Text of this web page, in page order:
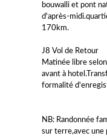
bouwalli et pont
d'après-
170km.
J8 Vol de Retour
Matinée libre
avant à
formalité
NB: Randonnée
sur terre,avec une